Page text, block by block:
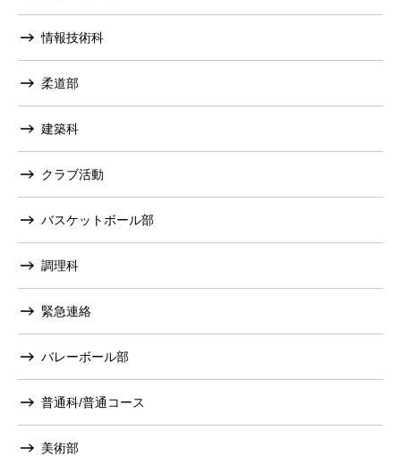
情報技術科
柔道部
建築科
クラブ活動
バスケットボール部
調理科
緊急連絡
バレーボール部
普通科/普通コース
美術部